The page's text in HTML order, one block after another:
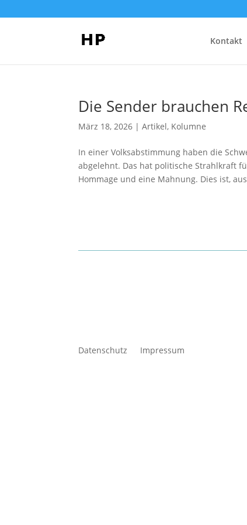
Kontakt
Die Sender brauchen
März 18, 2026 |Artikel, Kolumne
In einer Volksabstimmung haben die
abgelehnt. Das hat politische Strahlkraft
Hommage und eine Mahnung. Dies ist,
Datenschutz Impressum